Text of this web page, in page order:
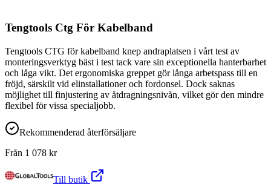
Tengtools Ctg För Kabelband
Tengtools CTG för kabelband knep andraplatsen i vårt test av
monteringsverktyg bäst i test tack vare sin exceptionella hanterbarhet
och låga vikt. Det ergonomiska greppet gör långa arbetspass till en
fröjd, särskilt vid elinstallationer och fordonsel. Dock saknas
möjlighet till finjustering av åtdragningsnivån, vilket gör den mindre
flexibel för vissa specialjobb.
Rekommenderad återförsäljare
Från 1 078 kr
Till butik